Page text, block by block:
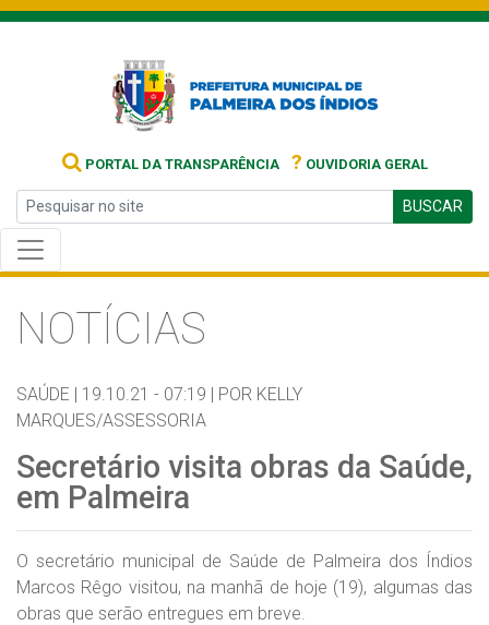
PORTAL DA TRANSPARÊNCIA ? OUVIDORIA GERAL
BUSCAR
NOTÍCIAS
SAÚDE | 19.10.21 - 07:19 | POR KELLY
MARQUES/ASSESSORIA
Secretário visita obras da Saúde,
em Palmeira
O secretário municipal de Saúde de Palmeira dos Índios
Marcos Rêgo visitou, na manhã de hoje (19), algumas das
obras que serão entregues em breve.